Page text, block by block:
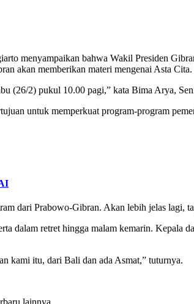
menyampaikan bahwa Wakil Presiden
akan memberikan materi mengenai Asta Cita.
(26/2) pukul 10.00 pagi,” kata Bima Arya,
untuk memperkuat program-program
dari Prabowo-Gibran. Akan lebih jelas lagi,
dalam retret hingga malam kemarin. Kepala
kami itu, dari Bali dan ada Asmat,” tuturnya.